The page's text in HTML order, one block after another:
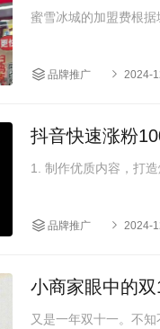
蜜雪冰城的加盟费根
品牌推广 2024-
抖音快速涨粉
品牌推广 2024-
小商家眼中的
又是一年双十一。不